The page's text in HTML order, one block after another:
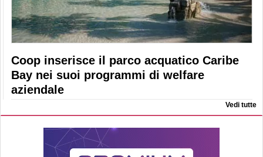
Coop inserisce il parco acquatico Caribe
Bay nei suoi programmi di welfare
aziendale
Vedi tutte